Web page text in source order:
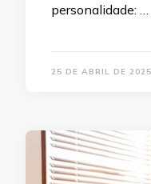
personalidade: …
25 DE ABRIL DE 2025